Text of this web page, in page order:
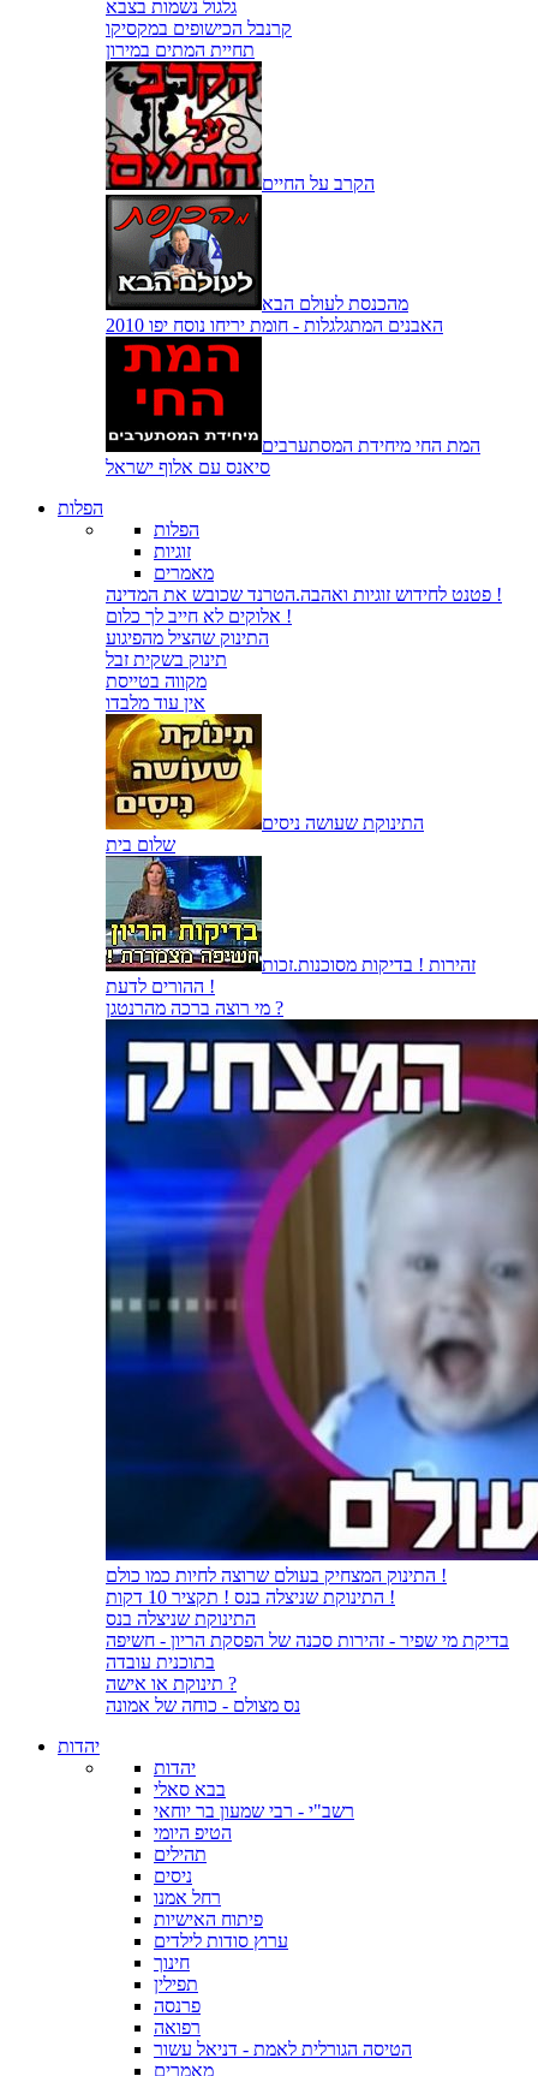
גלגול נשמות בצבא
קרנבל הכישופים במקסיקו
תחיית המתים במירון
הקרב על החיים
מהכנסת לעולם הבא
האבנים המתגלגלות - חומת יריחו נוסח יפו 2010
המת החי מיחידת המסתערבים
סיאנס עם אלוף ישראל
הפלות
הפלות
זוגיות
מאמרים
פטנט לחידוש זוגיות ואהבה.הטרנד שכובש את המדינה !
אלוקים לא חייב לך כלום !
התינוק שהציל מהפיגוע
תינוק בשקית זבל
מקווה בטייסת
אין עוד מלבדו
התינוקת שעושה ניסים
שלום בית
זהירות ! בדיקות מסוכנות.זכות
ההורים לדעת !
מי רוצה ברכה מהרנטגן ?
התינוק המצחיק בעולם שרוצה לחיות כמו כולם !
התינוקת שניצלה בנס ! תקציר 10 דקות !
התינוקת שניצלה בנס
בדיקת מי שפיר - זהירות סכנה של הפסקת הריון - חשיפה
בתוכנית עובדה
תינוקת או אישה ?
נס מצולם - כוחה של אמונה
יהדות
יהדות
בבא סאלי
רשב"י - רבי שמעון בר יוחאי
הטיפ היומי
תהילים
ניסים
רחל אמנו
פיתוח האישיות
ערוץ סודות לילדים
חינוך
תפילין
פרנסה
רפואה
הטיסה הגורלית לאמת - דניאל עשור
מאמרים